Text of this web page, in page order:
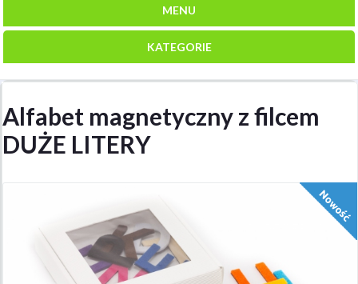
MENU
KATEGORIE
Alfabet magnetyczny z filcem
DUŻE LITERY